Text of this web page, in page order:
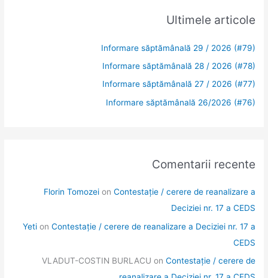
Ultimele articole
Informare săptămânală 29 / 2026 (#79)
Informare săptămânală 28 / 2026 (#78)
Informare săptămânală 27 / 2026 (#77)
Informare săptămânală 26/2026 (#76)
Comentarii recente
Florin Tomozeion Contestație / cerere de reanalizare a
Deciziei nr. 17 a CEDS
Yetion Contestație / cerere de reanalizare a Deciziei nr. 17 a
CEDS
VLADUT-COSTIN BURLACU on Contestație / cerere de